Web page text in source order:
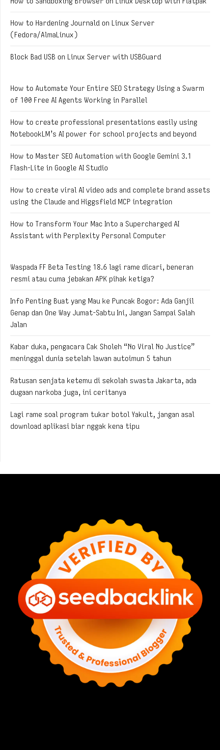
How to Hardening Journald on Linux Server
(Fedora/AlmaLinux)
Block Bad USB on Linux Server with USBGuard
How to Automate Your Entire SEO Strategy Using a Swarm
of 100 Free AI Agents Working in Parallel
How to create professional presentations easily using
NotebookLM’s AI power for school projects and beyond
How to Master SEO Automation with Google Gemini 3.1
Flash-Lite in Google AI Studio
How to create viral AI video ads and complete brand assets
using the Claude and Higgsfield MCP integration
How to Transform Your Mac Into a Supercharged AI
Assistant with Perplexity Personal Computer
Waspada FF Beta Testing 18.6 lagi rame dicari, beneran
resmi atau cuma jebakan APK pihak ketiga?
Info Penting Buat yang Mau ke Puncak Bogor: Ada Ganjil
Genap dan One Way Jumat-Sabtu Ini, Jangan Sampai Salah
Jalan
Kabar duka, pengacara Cak Sholeh “No Viral No Justice”
meninggal dunia setelah lawan autoimun 5 tahun
Ratusan senjata ketemu di sekolah swasta Jakarta, ada
dugaan narkoba juga, ini ceritanya
Lagi rame soal program tukar botol Yakult, jangan asal
download aplikasi biar nggak kena tipu